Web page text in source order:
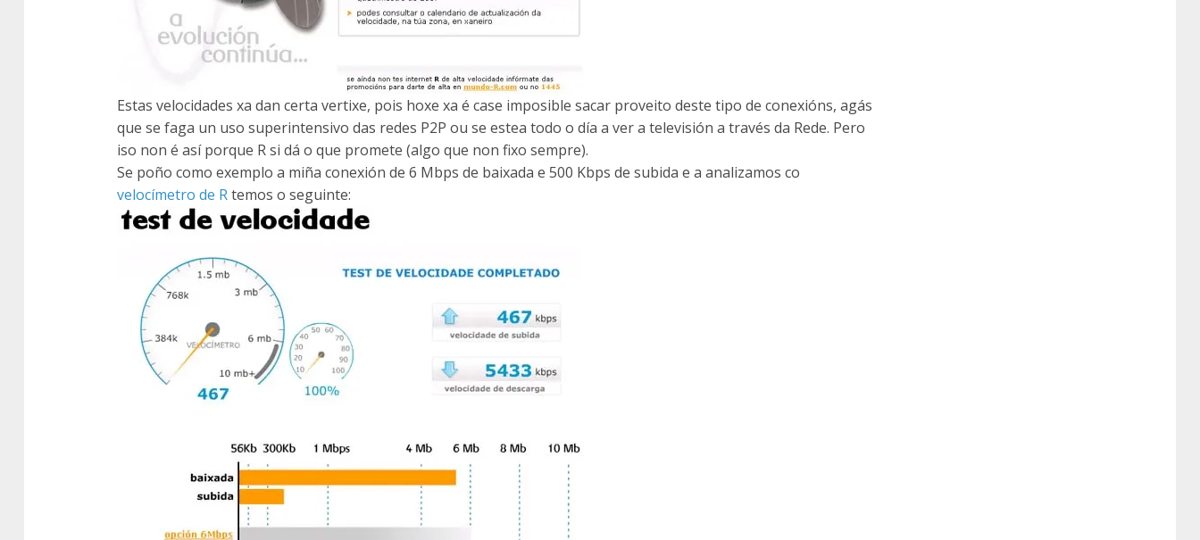
Estas velocidades xa dan certa vertixe, pois hoxe xa é case imposible sacar proveito deste tipo de conexións, agás
que se faga un uso superintensivo das redes P2P ou se estea todo o día a ver a televisión a través da Rede. Pero
iso non é así porque R si dá o que promete (algo que non fixo sempre).
Se poño como exemplo a miña conexión de 6 Mbps de baixada e 500 Kbps de subida e a analizamos co
velocímetro de Rtemos o seguinte: